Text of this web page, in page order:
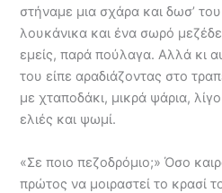
στήναμε μια σχάρα και δωσ’
λουκάνικα και ένα σωρό
εμείς, παρά πούλαγα. Αλλά κι
του είπε αραδιάζοντας στο
με χταποδάκι, μικρά ψάρια,
ελιές και ψωμί.
«Σε ποιο πεζοδρόμιο;» Όσο
πρώτος να μοιραστεί το κρασί